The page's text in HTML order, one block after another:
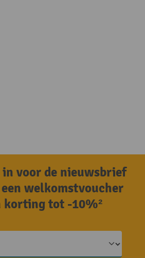
voor de nieuwsbrief
welkomstvoucher
korting tot -10%²